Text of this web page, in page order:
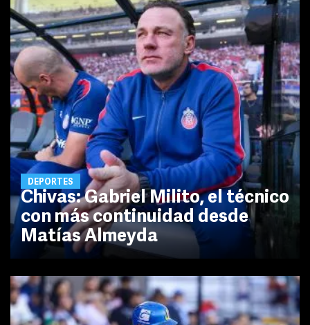
DEPORTES
Chivas: Gabriel Milito, el técnico
con más continuidad desde
Matías Almeyda